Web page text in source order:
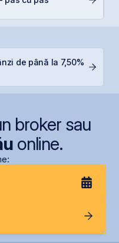
de până la 7,50%
broker sau
online.